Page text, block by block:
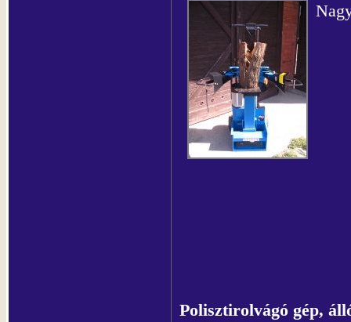
Polisztirolvágó gép,